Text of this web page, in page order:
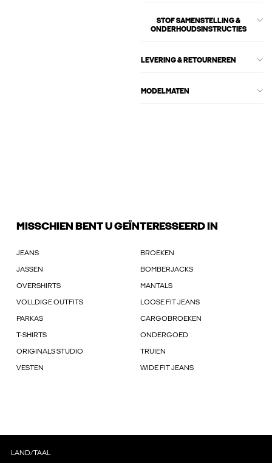
STOF SAMENSTELLING &
ONDERHOUDSINSTRUCTIES
LEVERING & RETOURNEREN
MODELMATEN
MISSCHIEN BENT U GEÏNTERESSEERD IN
JEANS BROEKEN
JASSEN BOMBERJACKS
OVERSHIRTS MANTALS
VOLLDIGE OUTFITS LOOSE FIT JEANS
PARKAS CARGOBROEKEN
T-SHIRTS ONDERGOED
ORIGINALS STUDIO TRUIEN
VESTEN WIDE FIT JEANS
LAND/TAAL